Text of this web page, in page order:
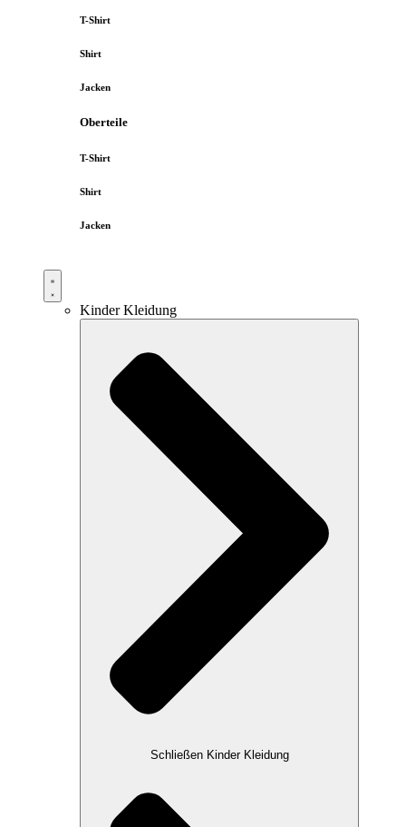
T-Shirt
Shirt
Jacken
Oberteile
T-Shirt
Shirt
Jacken
Kinder Kleidung
Schließen Kinder Kleidung